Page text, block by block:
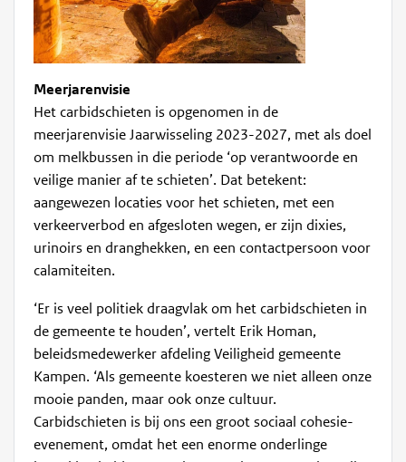
Meerjarenvisie
Het carbidschieten is opgenomen in de
meerjarenvisie Jaarwisseling 2023-2027, met als doel
om melkbussen in die periode ‘op verantwoorde en
veilige manier af te schieten’. Dat betekent:
aangewezen locaties voor het schieten, met een
verkeerverbod en afgesloten wegen, er zijn dixies,
urinoirs en dranghekken, en een contactpersoon voor
calamiteiten.
‘Er is veel politiek draagvlak om het carbidschieten in
de gemeente te houden’, vertelt Erik Homan,
beleidsmedewerker afdeling Veiligheid gemeente
Kampen. ‘Als gemeente koesteren we niet alleen onze
mooie panden, maar ook onze cultuur.
Carbidschieten is bij ons een groot sociaal cohesie-
evenement, omdat het een enorme onderlinge